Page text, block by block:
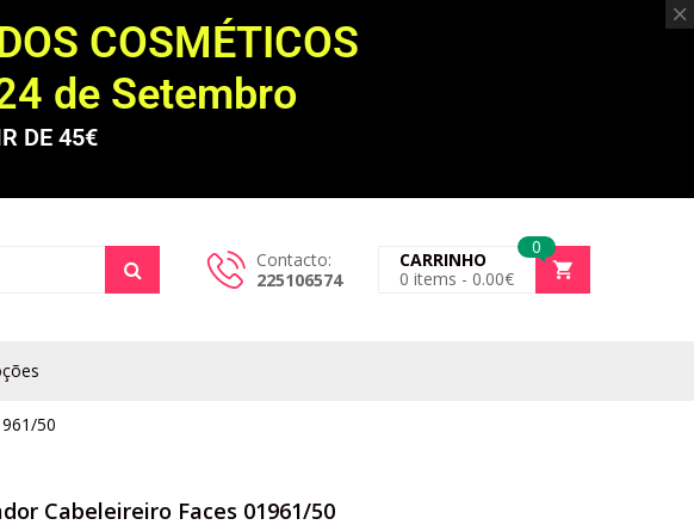
COSMÉTICOS
de Setembro
DE 45€
Contacto:
225106574
0
CARRINHO
0 items - 0.00€
50
Cabeleireiro Faces 01961/50